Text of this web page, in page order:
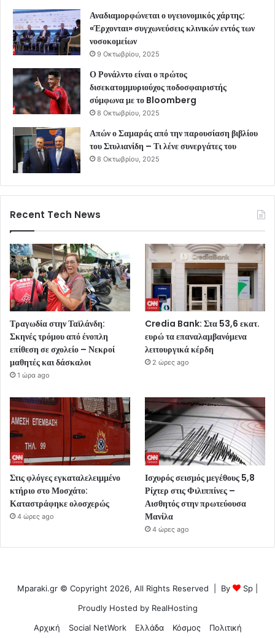
Αναδιαμορφώνεται ο υγειονομικός χάρτης:
«Έρχονται» συγχωνεύσεις κλινικών εντός των
νοσοκομείων
9 Οκτωβρίου, 2025
Ο Ρονάλντο είναι ο πρώτος
δισεκατομμυριούχος ποδοσφαιριστής
σύμφωνα με το Bloomberg
8 Οκτωβρίου, 2025
Απών ο Σαμαράς από την παρουσίαση βιβλίου
του Στυλιανίδη – Τι λένε συνεργάτες του
8 Οκτωβρίου, 2025
Recent Tech News
Τραγωδία στην Ταϊλάνδη:
Σκηνές τρόμου από ένοπλη
επίθεση σε σχολείο – Νεκροί
μαθητές και δάσκαλοι
1 ώρα ago
Credia Bank: Στα 53,6 εκατ.
ευρώ τα επαναλαμβανόμενα
λειτουργικά κέρδη
2 ώρες ago
Στις φλόγες εγκαταλελειμμένο
κτήριο στο Μοσχάτο:
Καταστράφηκε ολοσχερώς
4 ώρες ago
Ισχυρός σεισμός μεγέθους 5,8
Ρίχτερ στις Φιλιππίνες –
Αισθητός στην πρωτεύουσα
Μανίλα
4 ώρες ago
Mparaki.gr © Copyright 2026, All Rights Reserved | By Sp
Proudly Hosted by RealHosting
Αρχική
Social NetWork Ελλάδα Κόσμος Πολιτική